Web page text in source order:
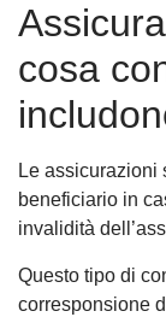
cosa
Le assicurazioni
beneficiario in
invalidità
Questo tipo di
corresponsione